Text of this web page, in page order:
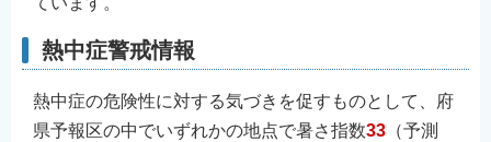
熱中症警戒情報
熱中症の危険性に対する気づきを促すものとして、府
県予報区の中でいずれかの地点で暑さ指数33 （予測